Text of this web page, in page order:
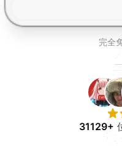
免费试用
完全
31129+